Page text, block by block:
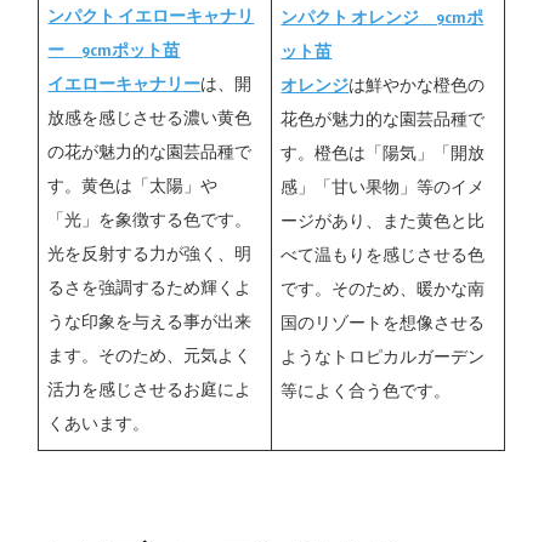
ンパクト イエローキャナリ
ー 9cmポット苗
イエローキャナリーは、開
放感を感じさせる濃い黄色
の花が魅力的な園芸品種で
す。黄色は「太陽」や
「光」を象徴する色です。
光を反射する力が強く、明
るさを強調するため輝くよ
うな印象を与える事が出来
ます。そのため、元気よく
活力を感じさせるお庭によ
くあいます。
ンパクト オレンジ 9cmポ
ット苗
オレンジは鮮やかな橙色の
花色が魅力的な園芸品種で
す。橙色は「陽気」「開放
感」「甘い果物」等のイメ
ージがあり、また黄色と比
べて温もりを感じさせる色
です。そのため、暖かな南
国のリゾートを想像させる
ようなトロピカルガーデン
等によく合う色です。